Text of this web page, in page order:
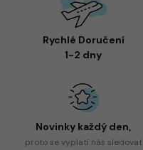
Rychlé Doručení
1-2 dny
Novinky každý den,
protose vyplatí nás sledovat